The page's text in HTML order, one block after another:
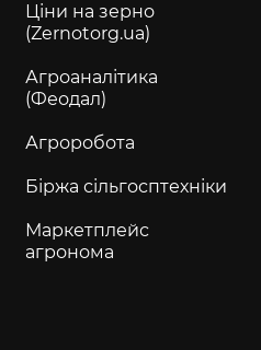
Ціни на зерно
(Zernotorg.ua)
Агроаналітика
(Феодал)
Агроробота
Біржа сільгосптехніки
Маркетплейс
агронома